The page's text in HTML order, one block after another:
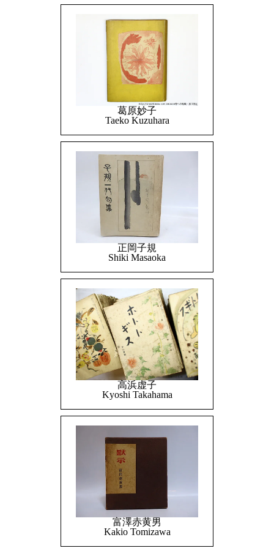
葛原妙子
Taeko Kuzuhara
正岡子規
Shiki Masaoka
高浜虚子
Kyoshi Takahama
富澤赤黄男
Kakio Tomizawa